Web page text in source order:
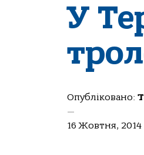
У
Опубліковано:
—
16 Жовтня, 2014